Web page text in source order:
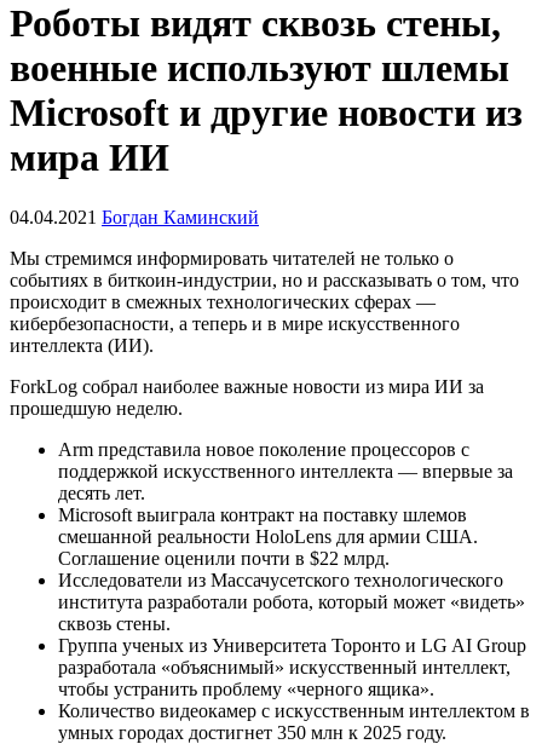
Роботы видят сквозь стены,
военные используют шлемы
Microsoft и другие новости из
мира ИИ
04.04.2021 Богдан Каминский
Мы стремимся информировать читателей не только о
событиях в биткоин-индустрии, но и рассказывать о том, что
происходит в смежных технологических сферах —
кибербезопасности, а теперь и в мире искусственного
интеллекта (ИИ).
ForkLog собрал наиболее важные новости из мира ИИ за
прошедшую неделю.
Arm представила новое поколение процессоров с
поддержкой искусственного интеллекта — впервые за
десять лет.
Microsoft выиграла контракт на поставку шлемов
смешанной реальности HoloLens для армии США.
Соглашение оценили почти в $22 млрд.
Исследователи из Массачусетского технологического
института разработали робота, который может «видеть»
сквозь стены.
Группа ученых из Университета Торонто и LG AI Group
разработала «объяснимый» искусственный интеллект,
чтобы устранить проблему «черного ящика».
Количество видеокамер с искусственным интеллектом в
умных городах достигнет 350 млн к 2025 году.